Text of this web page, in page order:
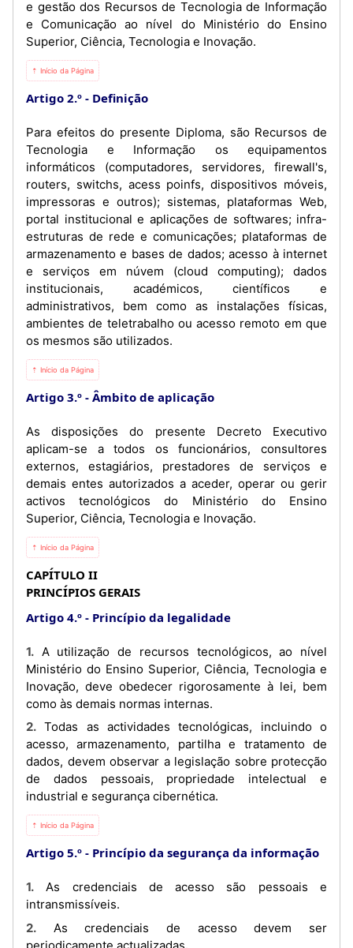
e gestão dos Recursos de Tecnologia de Informação
e Comunicação ao nível do Ministério do Ensino
Superior, Ciência, Tecnologia e Inovação.
⇡ Início da Página
Artigo 2.º Definição
Para efeitos do presente Diploma, são Recursos de
Tecnologia e Informação os equipamentos
informáticos (computadores, servidores, firewall's,
routers, switchs, acess poinfs, dispositivos móveis,
impressoras e outros); sistemas, plataformas Web,
portal institucional e aplicações de softwares; infra-
estruturas de rede e comunicações; plataformas de
armazenamento e bases de dados; acesso à internet
e serviços em núvem (cloud computing); dados
institucionais, académicos, científicos e
administrativos, bem como as instalações físicas,
ambientes de teletrabalho ou acesso remoto em que
os mesmos são utilizados.
⇡ Início da Página
Artigo 3.º Âmbito de aplicação
As disposições do presente Decreto Executivo
aplicam-se a todos os funcionários, consultores
externos, estagiários, prestadores de serviços e
demais entes autorizados a aceder, operar ou gerir
activos tecnológicos do Ministério do Ensino
Superior, Ciência, Tecnologia e Inovação.
⇡ Início da Página
CAPÍTULO II
PRINCÍPIOS GERAIS
Artigo 4.º
Princípio da legalidade
1. A utilização de recursos tecnológicos, ao nível
Ministério do Ensino Superior, Ciência, Tecnologia e
Inovação, deve obedecer rigorosamente à lei, bem
como às demais normas internas.
2. Todas as actividades tecnológicas, incluindo o
acesso, armazenamento, partilha e tratamento de
dados, devem observar a legislação sobre protecção
de dados pessoais, propriedade intelectual e
industrial e segurança cibernética.
⇡ Início da Página
Artigo 5.º Princípio da segurança da informação
1. As credenciais de acesso são pessoais e
intransmissíveis.
2. As credenciais de acesso devem ser
periodicamente actualizadas.